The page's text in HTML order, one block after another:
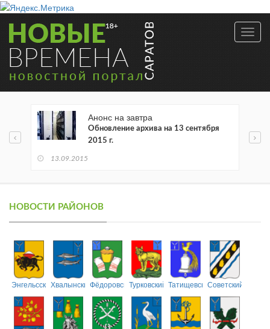
Анонс на завтра
Обновление архива на 13 сентября
2015 г.
13.09.2015
НОВОСТИ РАЙОНОВ
ЭнгельсскийХвалынскийФёдоровскийТурковский ТатищевскийСоветский